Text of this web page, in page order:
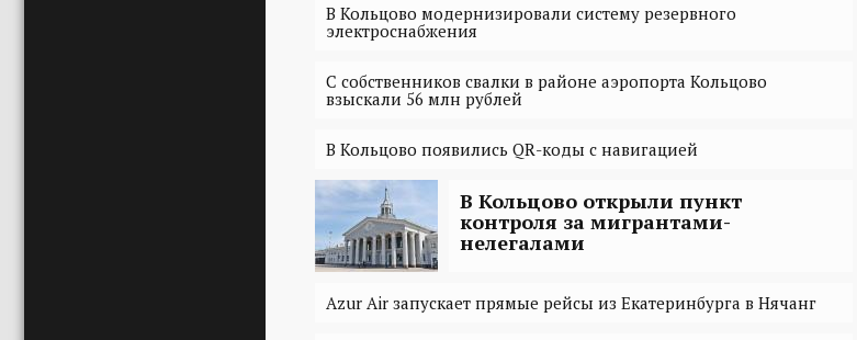
В Кольцово модернизировали систему резервного
электроснабжения
С собственников свалки в районе аэропорта Кольцово
взыскали 56 млн рублей
В Кольцово появились QR-коды с навигацией
В Кольцово открыли пункт
контроля за мигрантами-
нелегалами
Azur Air запускает прямые рейсы из Екатеринбурга в Нячанг